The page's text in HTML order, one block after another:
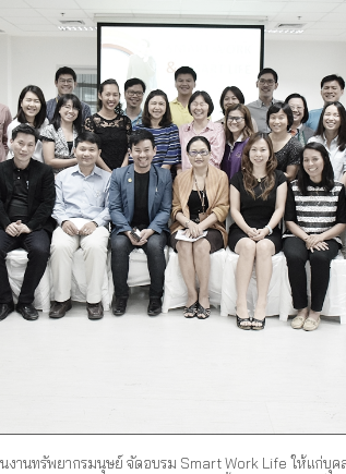
ทรัพยากรมนุษย์ จัดอบรม Smart Work Life ให้แก่บุคล